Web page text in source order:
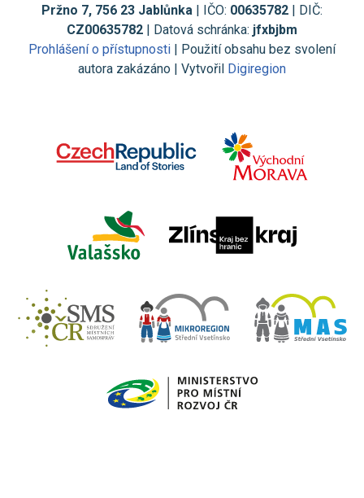
Pržno 7, 756 23 Jablůnka | IČO: 00635782 | DIČ:
CZ00635782 | Datová schránka: jfxbjbm
Prohlášení o přístupnosti | Použití obsahu bez svolení
autora zakázáno | Vytvořil Digiregion